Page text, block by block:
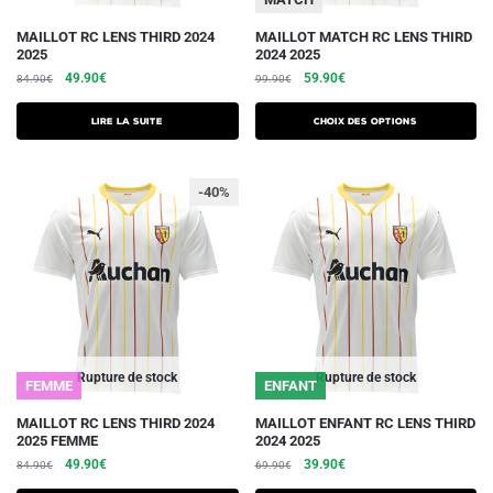
MAILLOT RC LENS THIRD 2024
2025
84.90€
Le
initial
était :
49.90€Le
actuel
est :
Lire la suite
MAILLOT MATCH RC LENS THIRD
2024 2025
99.90€
Le
initial
était :
59.90€Le
actuel
est :
Choix des options
Ce
produit
a
plusieurs
variations.
peuvent
être
choisies
du
produit
Rupture de stock
-40%
FEMME
MAILLOT RC LENS THIRD 2024
2025 FEMME
84.90€
Le
49.90€Le
Ce
produit
a
Rupture de stock
ENFANT
MAILLOT ENFANT RC LENS THIRD
2024 2025
69.90€
Le
39.90€Le
Ce
produit
a